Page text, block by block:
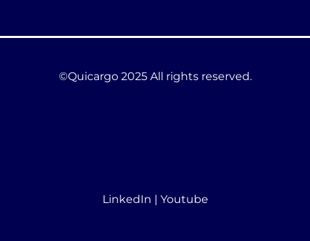
©Quicargo 2025 All rights reserved.
LinkedIn | Youtube